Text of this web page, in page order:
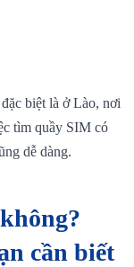
biệt là ở Lào, nơi
tìm quầy SIM có
dễ dàng.
cần biết